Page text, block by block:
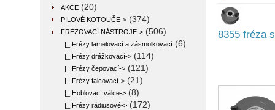
AKCE (20)
PILOVÉ KOTOUČE-> (374)
FRÉZOVACÍ NÁSTROJE-> (506)
|_ Frézy lamelovací a zásmolkovací (6)
|_ Frézy drážkovací-> (114)
|_ Frézy čepovací-> (121)
|_ Frézy falcovací-> (21)
|_ Hoblovací válce-> (8)
|_ Frézy rádiusové-> (172)
8355 fréza